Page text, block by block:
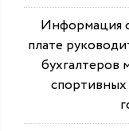
Информация
плате
бухгалтеров